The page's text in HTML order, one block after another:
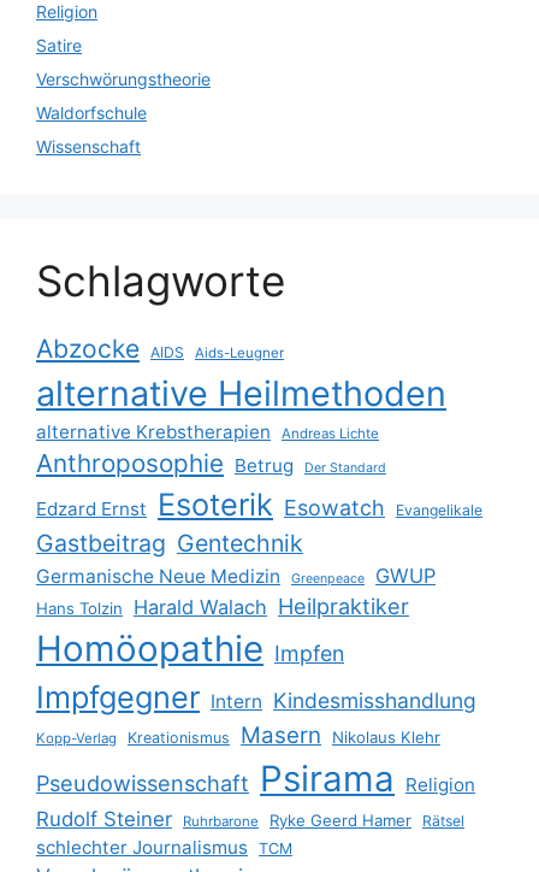
Religion
Satire
Verschwörungstheorie
Waldorfschule
Wissenschaft
Schlagworte
Abzocke AIDS Aids-Leugner
alternative Heilmethoden
alternative Krebstherapien Andreas Lichte
Anthroposophie Betrug Der Standard
Edzard Ernst Esoterik Esowatch Evangelikale
Gastbeitrag Gentechnik
Germanische Neue Medizin Greenpeace GWUP
Hans Tolzin Harald Walach Heilpraktiker
Homöopathie Impfen
Impfgegner Intern Kindesmisshandlung
Kopp-Verlag Kreationismus Masern Nikolaus Klehr
Pseudowissenschaft Psirama Religion
Rudolf Steiner Ruhrbarone Ryke Geerd Hamer Rätsel
schlechter Journalismus TCM